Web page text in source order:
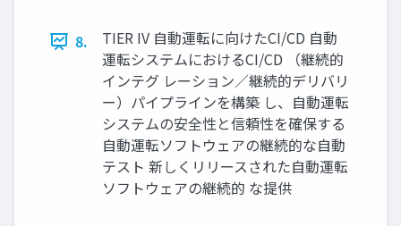
8.
TIER IV 自動運転に向けたCI/CD 自動
運転システムにおけるCI/CD （継続的
インテグ レーション／継続的デリバリ
ー）パイプラインを構築 し、自動運転
システムの安全性と信頼性を確保する
自動運転ソフトウェアの継続的な自動
テスト 新しくリリースされた自動運転
ソフトウェアの継続的 な提供